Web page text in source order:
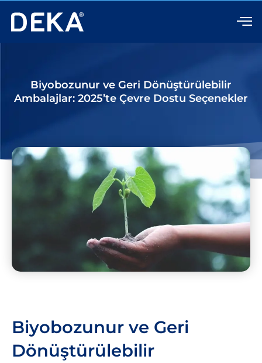
Biyobozunur ve Geri Dönüştürülebilir
Ambalajlar: 2025’te Çevre Dostu Seçenekler
Biyobozunur ve Geri
Dönüştürülebilir